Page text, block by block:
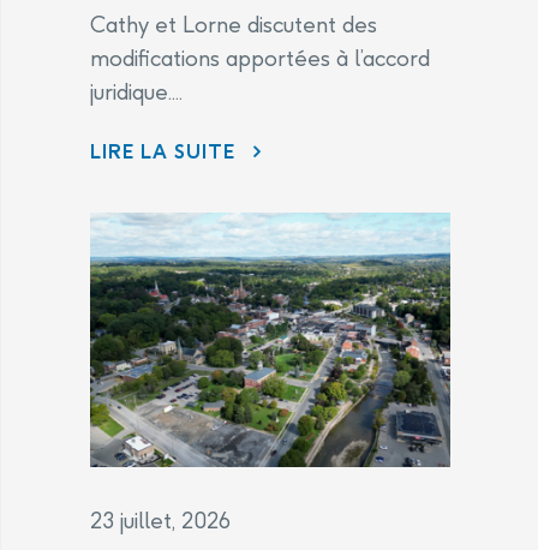
Cathy et Lorne discutent des
modifications apportées à l’accord
juridique....
LIRE LA SUITE
23 juillet, 2026